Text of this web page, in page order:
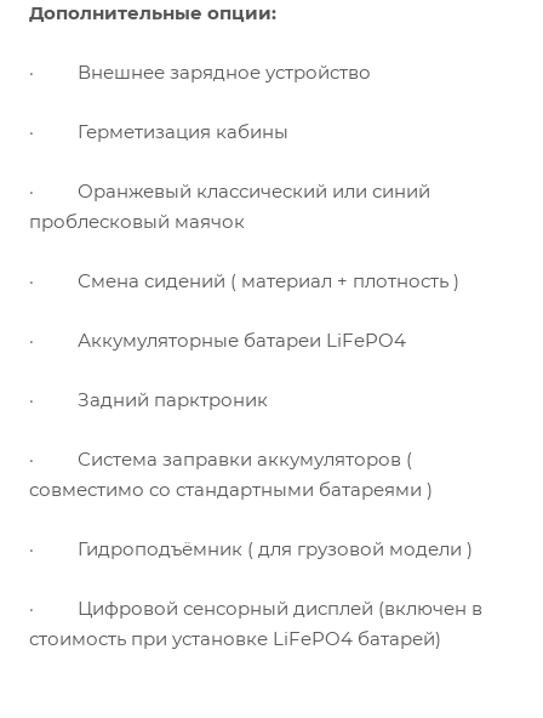
Дополнительные опции:
· Внешнее зарядное устройство
· Герметизация кабины
· Оранжевый классический или синий
проблесковый маячок
· Смена сидений ( материал + плотность )
· Аккумуляторные батареи LiFePO4
· Задний парктроник
· Система заправки аккумуляторов (
совместимо со стандартными батареями )
· Гидроподъёмник ( для грузовой модели )
· Цифровой сенсорный дисплей (включен в
стоимость при установке LiFePO4 батарей)